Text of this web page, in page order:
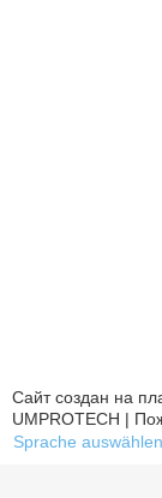
Сайт создан на
UMPROTECH |
Sprache auswählen